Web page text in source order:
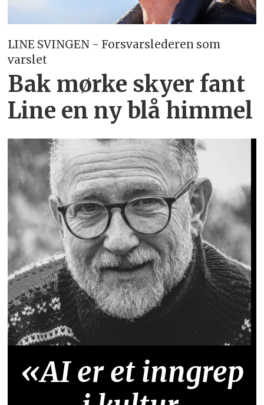
LINE SVINGEN - Forsvarslederen som
varslet
Bak mørke skyer fant
Line en ny blå himmel
«AI er et inngrep